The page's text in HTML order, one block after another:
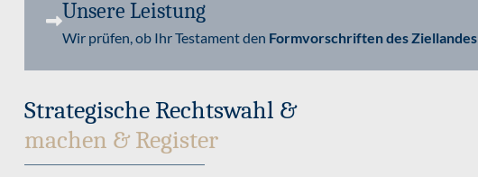
Unsere Leistung
Wir prüfen, ob Ihr Testament den Formvorschriften des Ziellandes
Strategische Rechtswahl &
machen & Register